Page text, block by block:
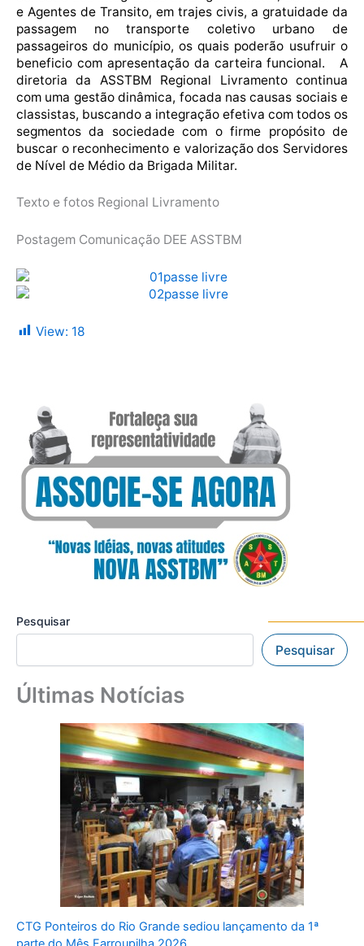
e Agentes de Transito, em trajes civis, a gratuidade da
passagem no transporte coletivo urbano de
passageiros do município, os quais poderão usufruir o
beneficio com apresentação da carteira funcional. A
diretoria da ASSTBM Regional Livramento continua
com uma gestão dinâmica, focada nas causas sociais e
classistas, buscando a integração efetiva com todos os
segmentos da sociedade com o firme propósito de
buscar o reconhecimento e valorização dos Servidores
de Nível de Médio da Brigada Militar.
Texto e fotos Regional Livramento
Postagem Comunicação DEE ASSTBM
View: 18
Pesquisar
Pesquisar
Últimas Notícias
CTG Ponteiros do Rio Grande sediou lançamento da 1ª